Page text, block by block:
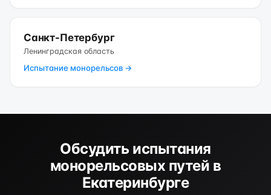
Санкт-Петербург
Ленинградская область
Испытание монорельсов →
Обсудить испытания
монорельсовых путей в
Екатеринбурге